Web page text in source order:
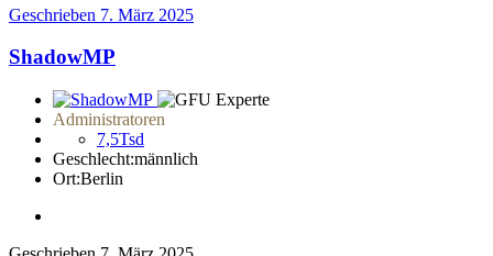
Geschrieben 7. März 2025
ShadowMP
Administratoren
7,5Tsd
Geschlecht:männlich
Ort:Berlin